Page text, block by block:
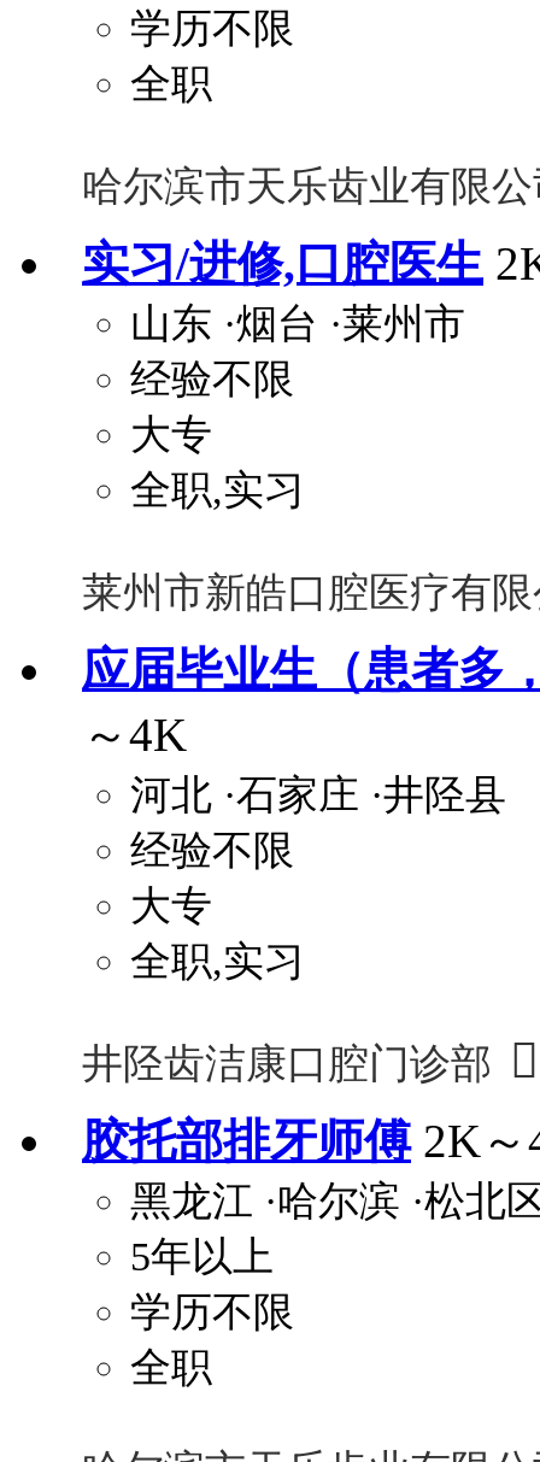
学历不限
全职
哈尔滨市天乐齿业有限
实习/进修,口腔医生
山东 ·烟台 ·莱州市
经验不限
大专
全职,实习
莱州市新皓口腔医疗有
应届毕业生（患者多
～4K
河北 ·石家庄 ·井陉县
经验不限
大专
全职,实习
井陉齿洁康口腔门诊部 
胶托部排牙师傅 2K～
黑龙江 ·哈尔滨 ·松北
5年以上
学历不限
全职